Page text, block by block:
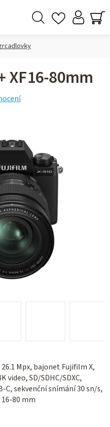
Mpx, bajonet Fujifilm X,
video, SD/SDHC/SDXC,
C, sekvenční snímání 30 sn/s,
80 mm
XF16-80mm